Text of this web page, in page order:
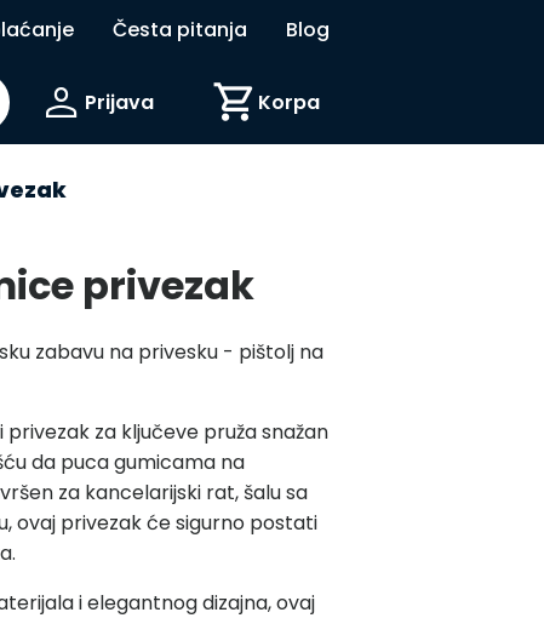
Česta pitanja Blog
person Prijava shopping_cart Korpa
privezak
zabavu na privesku - pištolj na
za ključeve pruža snažan
da puca gumicama na
za kancelarijski rat, šalu sa
ovaj privezak će sigurno postati
i elegantnog dizajna, ovaj